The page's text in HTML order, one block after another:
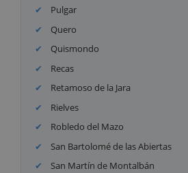
Pulgar
Quero
Quismondo
Recas
Retamoso de la Jara
Rielves
Robledo del Mazo
San Bartolomé de las Abiertas
San Martín de Montalbán